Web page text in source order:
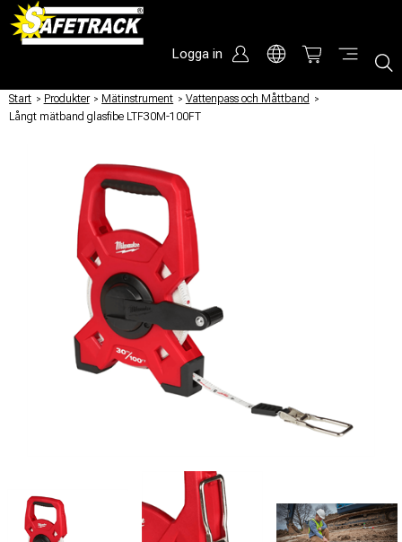
Logga in
Start / Produkter / Mätinstrument / Vattenpass och Måttband /
Långt mätband glasfibe LTF30M-100FT